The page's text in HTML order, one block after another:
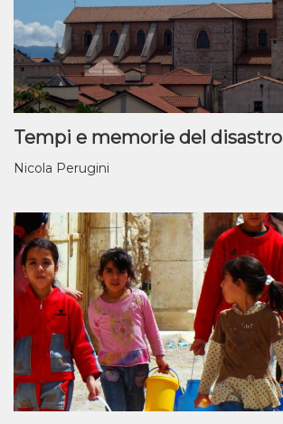
Tempi e memorie del disastro
Nicola Perugini